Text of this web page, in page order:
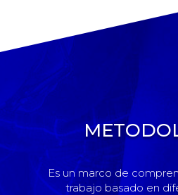
Es un marco de
trabajo basado en